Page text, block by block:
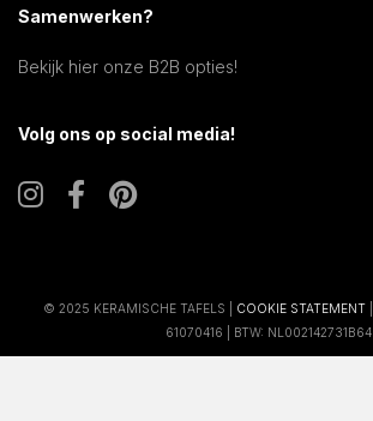
Samenwerken?
Bekijk hier onze B2B opties!
Volg ons op social media!
© 2025 KERAMISCHE TAFELS | COOKIE STATEMENT
61070416 | BTW: NL002142731B64